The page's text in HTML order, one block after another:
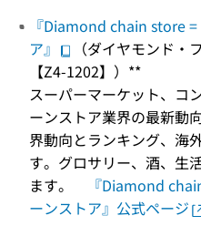
『Diamond chain store
ア』
（ダイヤモンド
【Z4-1202】）**
スーパーマーケット、コ
ーンストア業界の最新動
界動向とランキング、海
す。グロサリー、酒、生
ます。
『Diamond
ーンストア』公式ページ